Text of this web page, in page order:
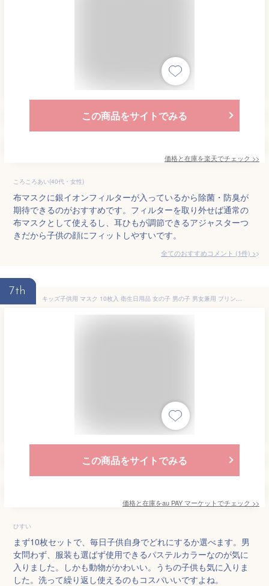
この商品をサイトでみる
価格と在庫を楽天でチェック >>
ころころあい(40代・女性)
布マスクに銀イオンフィルターが入っているから除菌・防臭が
期待できるのがおすすめです。フィルターを取り外せば通常の
布マスクとして使えるし、耳ひもが調節できるアジャスターつ
きだから子供の顔にフィットしやすいです。
全てのおすすめコメント (1件) >
7th
キッズ子供用 マスク 10枚入 衛生日用品 女の子 男の子 男女兼用 プリント かわいい 繰り返し利用可 飛沫防止 花粉症 ほこり防止 風邪 日
この商品をサイトでみる
価格と在庫をau PAY マーケットでチェック >>
ひすい
まず10枚セットで、毎日子供自身でどれにするか選べます。男
女問わず、服装も選ばず使用できるパステルカラーなのが気に
入りました。しかも動物がかわいい。うちの子供も気に入りま
した。洗って繰り返し使えるのもコスパいいですよね。